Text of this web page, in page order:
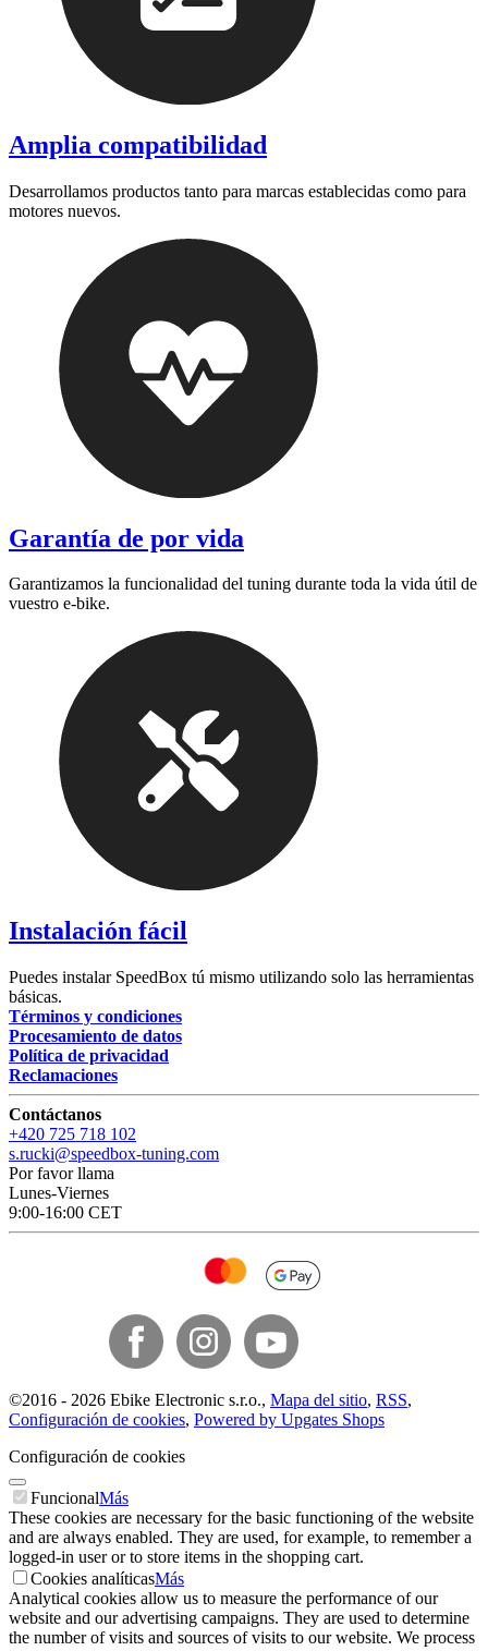
Amplia compatibilidad
Desarrollamos productos tanto para marcas establecidas como para
motores nuevos.
Garantía de por vida
Garantizamos la funcionalidad del tuning durante toda la vida útil de
vuestro e-bike.
Instalación fácil
Puedes instalar SpeedBox tú mismo utilizando solo las herramientas
básicas.
Términos y condiciones
Procesamiento de datos
Política de privacidad
Reclamaciones
Contáctanos
+420 725 718 102
s.rucki@speedbox-tuning.com
Por favor llama
Lunes-Viernes
9:00-16:00 CET
©2016 - 2026 Ebike Electronic s.r.o., Mapa del sitio, RSS,
Configuración de cookies, Powered by Upgates Shops
Configuración de cookies
FuncionalMás
These cookies are necessary for the basic functioning of the website
and are always enabled. They are used, for example, to remember a
logged-in user or to store items in the shopping cart.
Cookies analíticasMás
Analytical cookies allow us to measure the performance of our
website and our advertising campaigns. They are used to determine
the number of visits and sources of visits to our website. We process